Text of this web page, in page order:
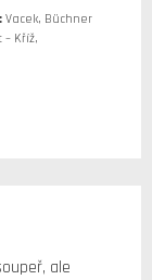
Vacek, Büchner
Kříž,
ale